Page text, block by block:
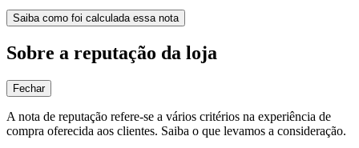
Saiba como foi calculada essa nota
Sobre a reputação da loja
Fechar
A nota de reputação refere-se a vários critérios na experiência de
compra oferecida aos clientes. Saiba o que levamos a consideração.